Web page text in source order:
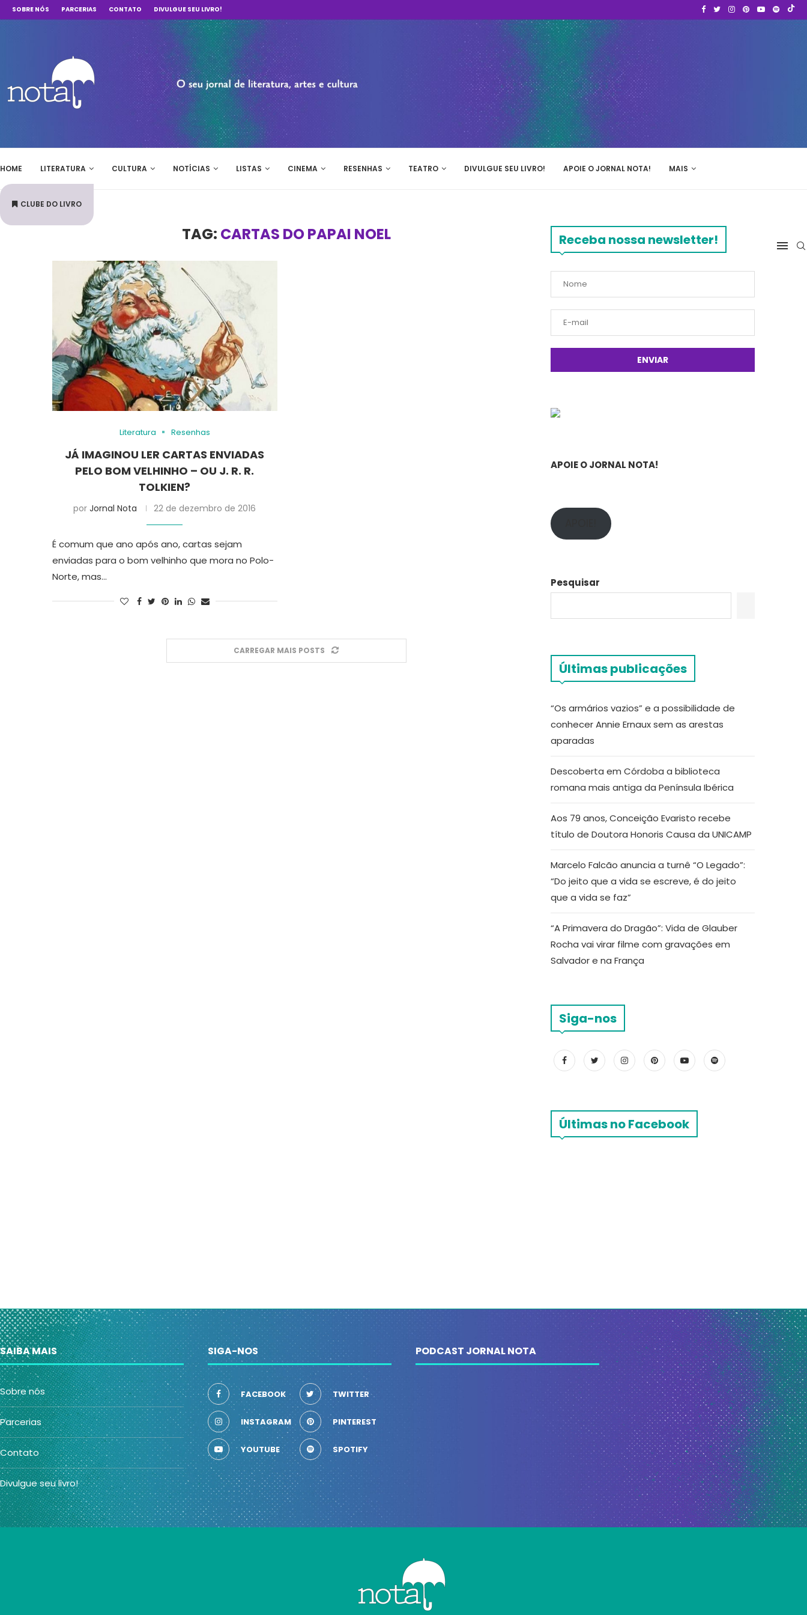
SOBRE NÓS PARCERIAS CONTATO DIVULGUE SEU LIVRO!
HOME LITERATURA CULTURA NOTÍCIAS LISTAS CINEMA RESENHAS TEATRO DIVULGUE SEU LIVRO! APOIE O JORNAL NOTA! MAIS
CLUBE DO LIVRO
TAG: CARTAS DO PAPAI NOEL
Literatura Resenhas
JÁ IMAGINOU LER CARTAS ENVIADAS
PELO BOM VELHINHO – OU J. R. R.
TOLKIEN?
porJornal Nota 22 de dezembro de 2016
É comum que ano após ano, cartas sejam
enviadas para o bom velhinho que mora no Polo-
Norte, mas…
CARREGAR MAIS POSTS
Receba nossa newsletter!
APOIE O JORNAL NOTA!
Pesquisar
Últimas publicações
“Os armários vazios” e a possibilidade de
conhecer Annie Ernaux sem as arestas
aparadas
Descoberta em Córdoba a biblioteca
romana mais antiga da Península Ibérica
Aos 79 anos, Conceição Evaristo recebe
título de Doutora Honoris Causa da UNICAMP
Marcelo Falcão anuncia a turnê “O Legado”:
“Do jeito que a vida se escreve, é do jeito
que a vida se faz”
“A Primavera do Dragão”: Vida de Glauber
Rocha vai virar filme com gravações em
Salvador e na França
Siga-nos
Últimas no Facebook
SAIBA MAIS
Sobre nós
Parcerias
Contato
Divulgue seu livro!
SIGA-NOS
FACEBOOK TWITTER
INSTAGRAM PINTEREST
YOUTUBE SPOTIFY
PODCAST JORNAL NOTA